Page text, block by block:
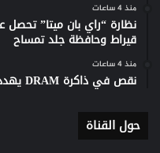
منذ 4 ساعات
قيراط وحافظة جلد تمساح
منذ 4 ساعات
نقص في ذاكرة DRAM يهدد توافر آيفون 18 برو عند الإطلاق
حول القناة